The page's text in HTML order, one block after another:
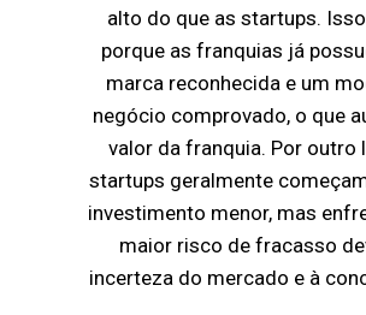
alto do que as startups.
porque as franquias já
marca reconhecida e um
negócio comprovado, o que
valor da franquia. Por outro
startups geralmente
investimento menor, mas
maior risco de fracasso
incerteza do mercado e à